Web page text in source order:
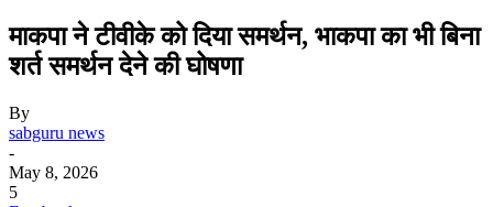
माकपा ने टीवीके को दिया समर्थन, भाकपा का भी बिना
शर्त समर्थन देने की घोषणा
By
sabguru news
-
May 8, 2026
5